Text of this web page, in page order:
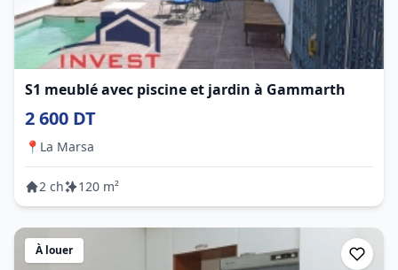
S1 meublé avec piscine et jardin à Gammarth
2 600 DT
📍 La Marsa
2 ch 120 m²
À louer